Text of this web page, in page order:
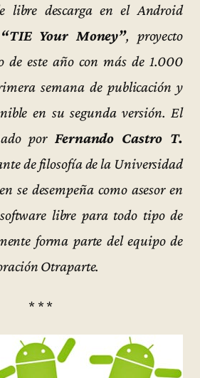
libre descarga en el Android
“TIE Your Money”, proyecto
de este año con más de 1.000
semana de publicación y
en su segunda versión. El
por Fernando Castro T.
de filosofía de la Universidad
se desempeña como asesor en
libre para todo tipo de
forma parte del equipo de
Otraparte.
* * *